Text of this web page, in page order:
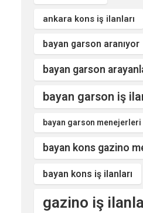
ankara kons iş ilanları
bayan garson aranıyor
bayan garson
bayan garson iş
bayan garson menejerleri
bayan kons gazino
bayan kons iş ilanları
gazino iş